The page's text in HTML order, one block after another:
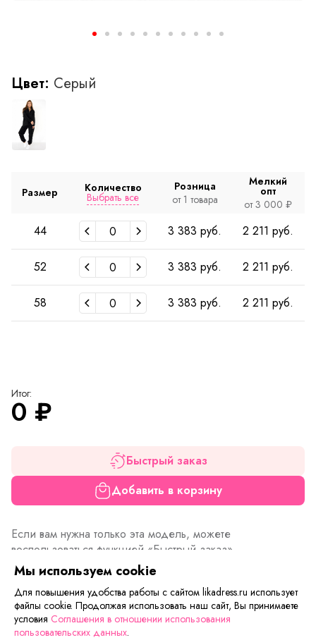
Цвет: Серый
Размер Количество
Выбрать все
Розница
от 1 товара
Мелкий
опт
от 3 000 ₽
44 3 383 руб. 2 211 руб.
52 3 383 руб. 2 211 руб.
58 3 383 руб. 2 211 руб.
Итог:
0 ₽
Быстрый заказ
Добавить в корзину
Если вам нужна только эта модель, можете
воспользоваться функцией «Быстрый заказ».
Заполните форму, и через короткое время вам
перезвонит менеджер. Он уточнит все условия заказа,
ответит на вопросы, а также подскажет о вариантах
оплаты и доставки.
Мы используем cookie
Для повышения удобства работы с сайтом likadress.ru использует
файлы cookie. Продолжая использовать наш сайт, Вы принимаете
условия Соглашения в отношении использования
пользовательских данных.